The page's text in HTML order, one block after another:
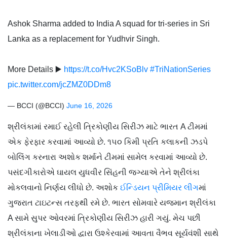
Ashok Sharma added to India A squad for tri-series in Sri
Lanka as a replacement for Yudhvir Singh.
More Details ▶️ https://t.co/Hvc2KSoBlv #TriNationSeries
pic.twitter.com/jcZMZ0DDm8
— BCCI (@BCCI) June 16, 2026
શ્રીલંકામાં રમાઈ રહેલી ત્રિકોણીય સિરીઝ માટે ભારત A ટીમમાં
એક ફેરફાર કરવામાં આવ્યો છે. ૧૫૦ કિમી પ્રતિ કલાકની ઝડપે
બોલિંગ કરનારા અશોક શર્માને ટીમમાં સામેલ કરવામાં આવ્યો છે.
પસંદગીકારોએ ઘાયલ યુધવીર સિંહની જગ્યાએ તેને શ્રીલંકા
મોકલવાનો નિર્ણય લીધો છે. અશોક ઈન્ડિયન પ્રીમિયર લીગમાં
ગુજરાત ટાઇટન્સ તરફથી રમે છે. ભારત સોમવારે યજમાન શ્રીલંકા
A સામે સુપર ઓવરમાં ત્રિકોણીય સિરીઝ હારી ગયું. મેચ પછી
શ્રીલંકાના ખેલાડીઓ દ્વારા ઉશ્કેરવામાં આવતા વૈભવ સૂર્યવંશી સાથે